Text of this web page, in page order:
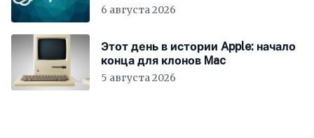
6 августа 2026
Этот день в истории Apple: начало
конца для клонов Mac
5 августа 2026